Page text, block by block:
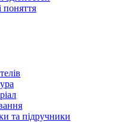
поняття
та підручники